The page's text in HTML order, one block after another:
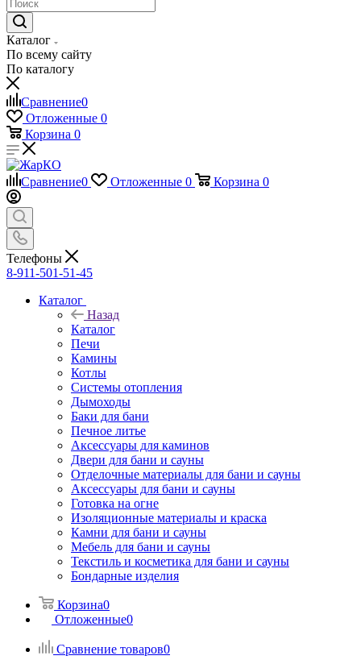
Каталог
По всему сайту
По каталогу
Сравнение0
Отложенные 0
Корзина 0
Сравнение0 Отложенные 0 Корзина 0
Телефоны
8-911-501-51-45
Каталог
Назад
Каталог
Печи
Камины
Котлы
Системы отопления
Дымоходы
Баки для бани
Печное литье
Аксессуары для каминов
Двери для бани и сауны
Отделочные материалы для бани и сауны
Аксессуары для бани и сауны
Готовка на огне
Изоляционные материалы и краска
Камни для бани и сауны
Мебель для бани и сауны
Текстиль и косметика для бани и сауны
Бондарные изделия
Корзина0
Отложенные0
Сравнение товаров0